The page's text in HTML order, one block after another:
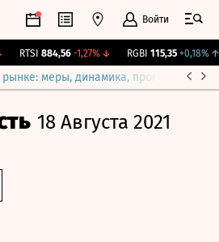
Войти
RTSI 884,56 -1,27%↓ RGBI 115,35 +0,18%↑
меры, динамика, прогнозы
18 Августа 2021